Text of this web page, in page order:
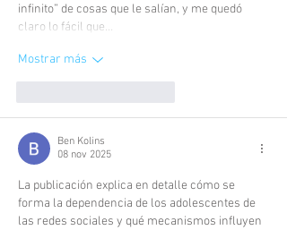
infinito” de cosas que le salían, y me quedó
claro lo fácil que…
Mostrar más
Ben Kolins
08 nov 2025
La publicación explica en detalle cómo se
forma la dependencia de los adolescentes de
las redes sociales y qué mecanismos influyen